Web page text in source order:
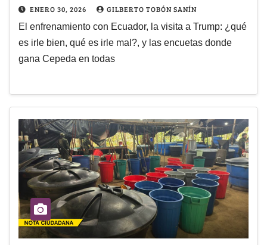
ENERO 30, 2026 GILBERTO TOBÓN SANÍN
El enfrenamiento con Ecuador, la visita a Trump: ¿qué
es irle bien, qué es irle mal?, y las encuetas donde
gana Cepeda en todas